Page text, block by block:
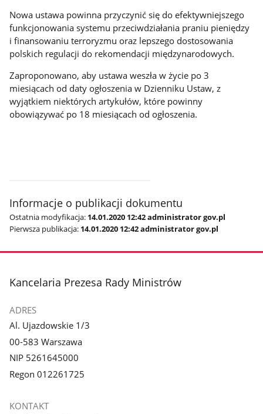
Nowa ustawa powinna przyczynić się do efektywniejszego
funkcjonowania systemu przeciwdziałania praniu pieniędzy
i finansowaniu terroryzmu oraz lepszego dostosowania
polskich regulacji do rekomendacji międzynarodowych.
Zaproponowano, aby ustawa weszła w życie po 3
miesiącach od daty ogłoszenia w Dzienniku Ustaw, z
wyjątkiem niektórych artykułów, które powinny
obowiązywać po 18 miesiącach od ogłoszenia.
Informacje o publikacji dokumentu
Ostatnia modyfikacja: 14.01.2020 12:42 administrator gov.pl
Pierwsza publikacja: 14.01.2020 12:42 administrator gov.pl
stopka
Kancelaria Prezesa Rady Ministrów
ADRES
Al. Ujazdowskie 1/3
00-583 Warszawa
NIP 5261645000
Regon 012261725
KONTAKT